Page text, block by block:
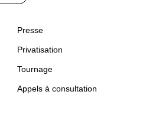
Presse
Privatisation
Tournage
Appels à consultation